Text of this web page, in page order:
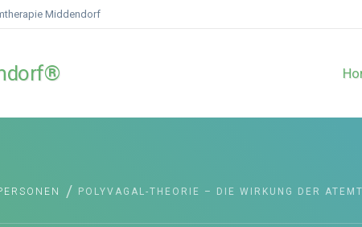
Middendorf
/ POLYVAGAL-THEORIE – DIE WIRKUNG DER